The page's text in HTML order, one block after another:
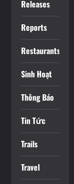
Releases
Reports
Restaurants
Sinh Hoạt
Thông Báo
Tin Tức
Trails
Travel